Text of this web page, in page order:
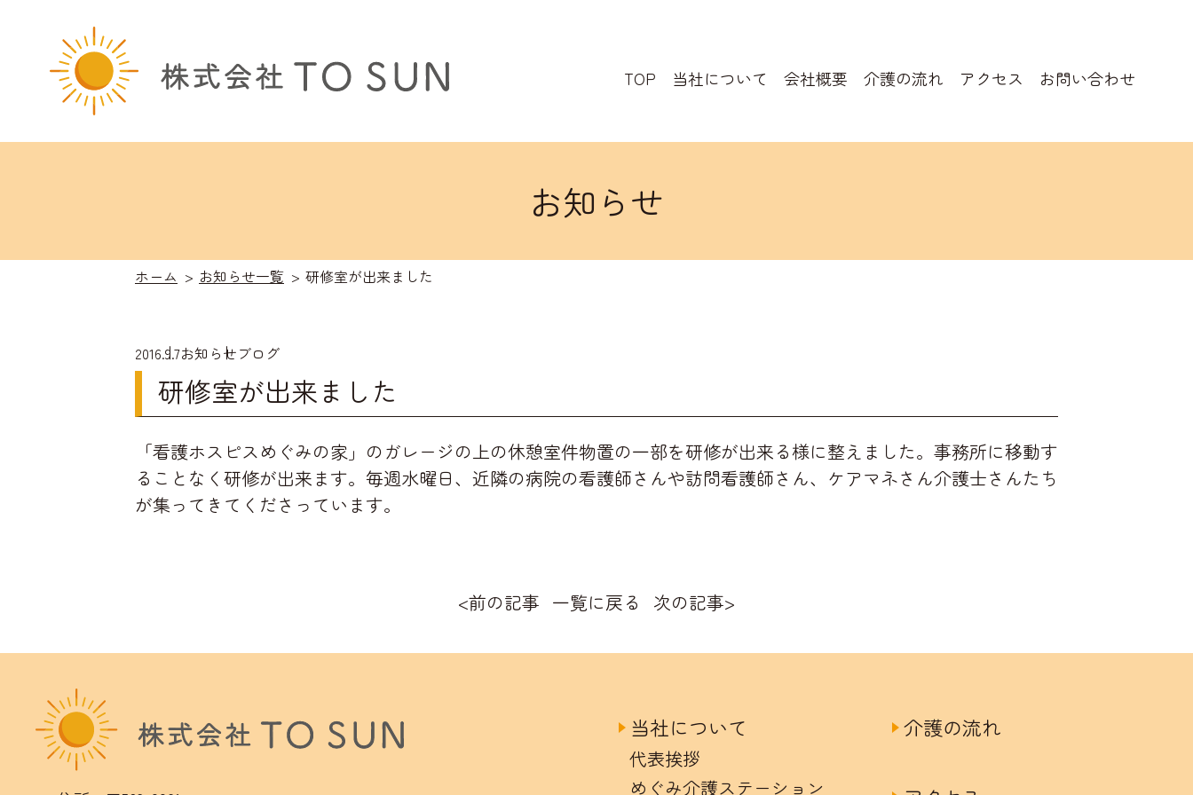
TOP 当社について 会社概要 介護の流れ アクセス お問い合わせ
お知らせ
ホーム お知らせ一覧 研修室が出来ました
2016.9.7お知らせブログ
研修室が出来ました
「看護ホスピスめぐみの家」のガレージの上の休憩室件物置の一部を研修が出来る様に整えました。事務所に移動す
ることなく研修が出来ます。毎週水曜日、近隣の病院の看護師さんや訪問看護師さん、ケアマネさん介護士さんたち
が集ってきてくださっています。
<前の記事 一覧に戻る 次の記事>
当社について
代表挨拶
めぐみ介護ステーション
介護の流れ